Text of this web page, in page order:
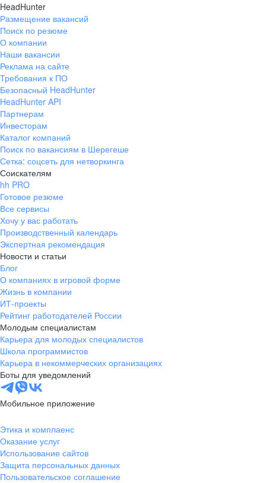
HeadHunter
Размещение вакансий
Поиск по резюме
О компании
Наши вакансии
Реклама на сайте
Требования к ПО
Безопасный HeadHunter
HeadHunter API
Партнерам
Инвесторам
Каталог компаний
Поиск по вакансиям в Шерегеше
Сетка: соцсеть для нетворкинга
Соискателям
hh PRO
Готовое резюме
Все сервисы
Хочу у вас работать
Производственный календарь
Экспертная рекомендация
Новости и статьи
Блог
О компаниях в игровой форме
Жизнь в компании
ИТ-проекты
Рейтинг работодателей России
Молодым специалистам
Карьера для молодых специалистов
Школа программистов
Карьера в некоммерческих организациях
Боты для уведомлений
Мобильное приложение
Этика и комплаенс
Оказание услуг
Использование сайтов
Защита персональных данных
Пользовательское соглашение